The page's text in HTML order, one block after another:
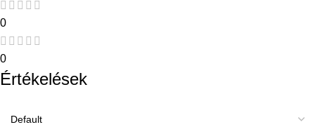
0
0
Értékelések